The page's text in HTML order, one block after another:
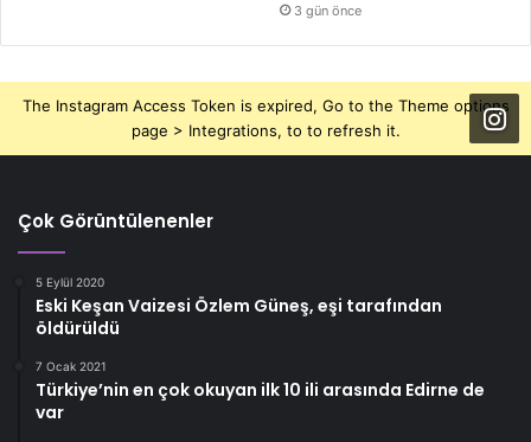
3 gün önce
The Instagram Access Token is expired, Go to the Theme options
page > Integrations, to to refresh it.
Çok Görüntülenenler
5 Eylül 2020
Eski Keşan Vaizesi Özlem Güneş, eşi tarafından
öldürüldü
7 Ocak 2021
Türkiye’nin en çok okuyan ilk 10 ili arasında Edirne de
var